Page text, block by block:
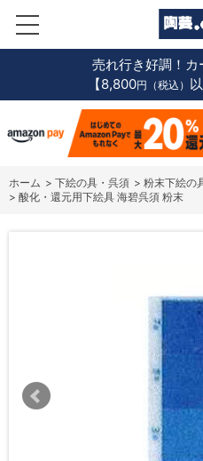
売れ行き好調！
【8,800円（税込）
ホーム > 下絵の具・呉須 > 粉末下絵の
> 酸化・還元用下絵具 海碧呉須 粉末